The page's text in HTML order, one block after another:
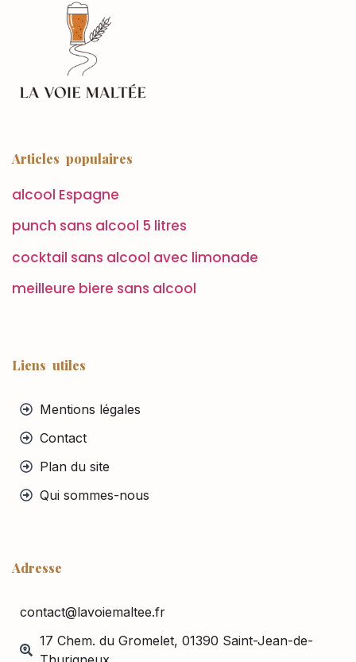
Articles populaires
alcool Espagne
punch sans alcool 5 litres
cocktail sans alcool avec limonade
meilleure biere sans alcool
Liens utiles
Mentions légales
Contact
Plan du site
Qui sommes-nous
Adresse
contact@lavoiemaltee.fr
17 Chem. du Gromelet, 01390 Saint-Jean-de-